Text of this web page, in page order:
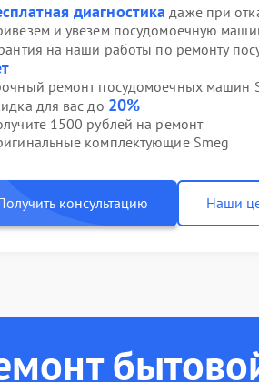
диагностика даже при
и увезем посудомоечную
на наши работы по ремонту
ремонт посудомоечных машин
для вас до 20%
1500 рублей на ремонт
комплектующие Smeg
консультацию Наши